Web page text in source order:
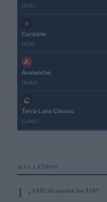
(SOL)
Cardano
(ADA)
Avalanche
(AVAX)
Terra Luna Classic
(LUNC)
MÁS LEÍDOS
1 ¿AMP alcanzará los $10?